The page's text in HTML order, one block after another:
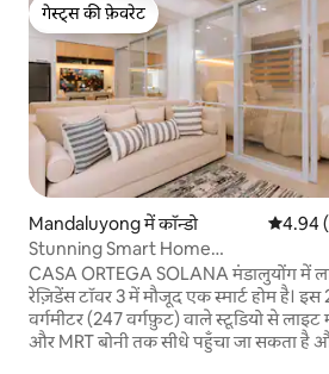
गेस्ट्स की फ़ेवरेट
गेस्ट्स की फ़ेवरेट
Mandaluyong में कॉन्डो औसत4.94
Stunning Smart Home
w/Alexa+PS5~Light Mall MRT BGC
CASA ORTEGA SOLANA मंडालुयोंग में
रेज़िडेंस टॉवर 3 में मौजूद एक स्मार्ट होम है। इस
वर्गमीटर (247 वर्गफ़ुट) वाले स्टूडियो से लाइट
और MRT बोनी तक सीधे पहुँचा जा सकता है